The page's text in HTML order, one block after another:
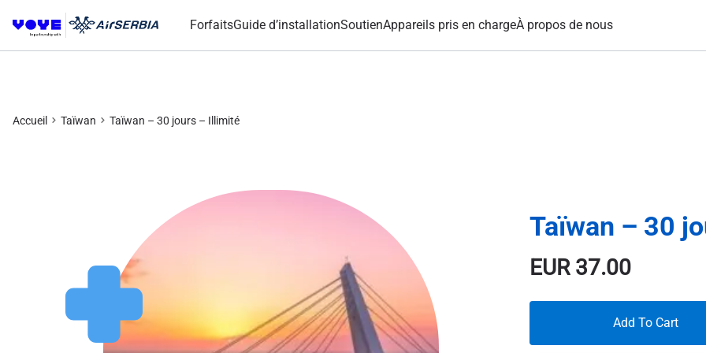
ForfaitsGuide d’installationSoutienAppareils pris en chargeÀ propos de nous
Accueil Taïwan Taïwan – 30 jours – Illimité
Taïwan – 30
EUR37.00
Add To Cart